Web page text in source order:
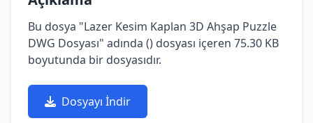
Bu dosya "Lazer Kesim Kaplan 3D Ahşap Puzzle
DWG Dosyası" adında () dosyası içeren 75.30 KB
boyutunda bir dosyasıdır.
Dosyayı İndir